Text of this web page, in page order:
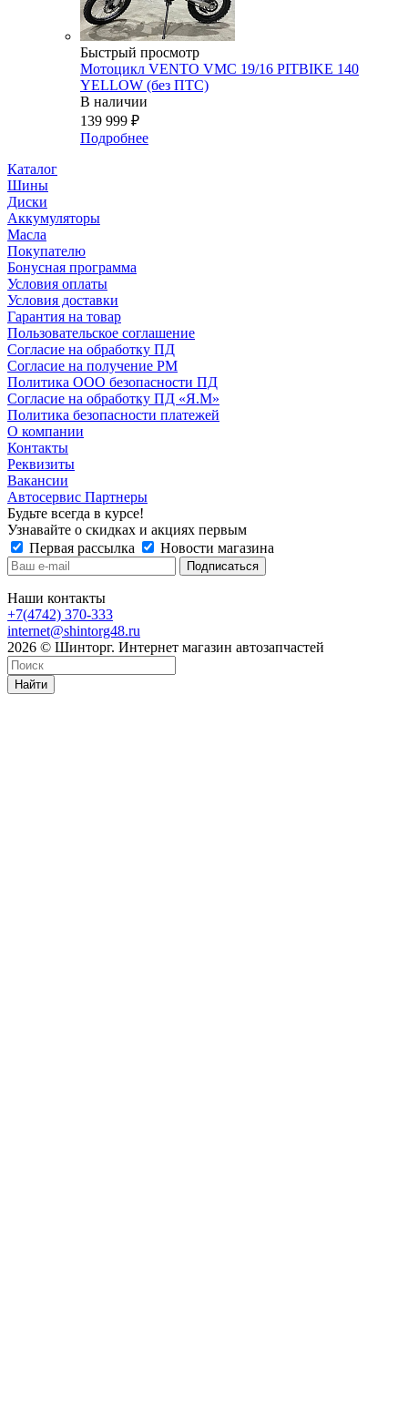
Быстрый просмотр
Мотоцикл VENTO VMC 19/16 PITBIKE 140
YELLOW (без ПТС)
В наличии
139 999 ₽
Подробнее
Каталог
Шины
Диски
Аккумуляторы
Масла
Покупателю
Бонусная программа
Условия оплаты
Условия доставки
Гарантия на товар
Пользовательское соглашение
Согласие на обработку ПД
Согласие на получение РМ
Политика ООО безопасности ПД
Согласие на обработку ПД «Я.М»
Политика безопасности платежей
О компании
Контакты
Реквизиты
Вакансии
Автосервис Партнеры
Будьте всегда в курсе!
Узнавайте о скидках и акциях первым
Первая рассылка
Новости магазина
Наши контакты
+7(4742) 370-333
internet@shintorg48.ru
2026 © Шинторг. Интернет магазин автозапчастей
Найти